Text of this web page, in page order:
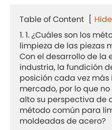
Table of Content [ Hide
1. 1. ¿Cuáles son los
limpieza de las piezas
Con el desarrollo de la
industria, la fundición
posición cada vez
mercado, por lo que
alto su perspectiva de
método común para
moldeadas de acero?